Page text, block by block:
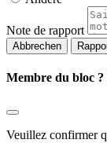
Note de rapport
Membre du bloc ?
Veuillez confirmer